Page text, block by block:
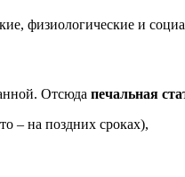
физиологические и
Отсюда печальная
– на поздних сроках),